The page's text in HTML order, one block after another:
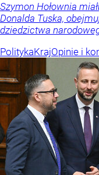
Szymon Hołownia
Donalda Tuska,
dziedzictwa
PolitykaKrajOpinie i